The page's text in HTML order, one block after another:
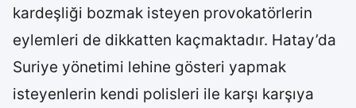
kardeşliği bozmak isteyen provokatörlerin
eylemleri de dikkatten kaçmaktadır. Hatay’da
Suriye yönetimi lehine gösteri yapmak
isteyenlerin kendi polisleri ile karşı karşıya